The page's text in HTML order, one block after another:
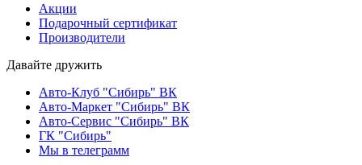
Акции
Подарочный сертификат
Производители
Давайте дружить
Авто-Клуб "Сибирь" ВК
Авто-Маркет "Сибирь" ВК
Авто-Сервис "Сибирь" ВК
ГК "Сибирь"
Мы в телеграмм